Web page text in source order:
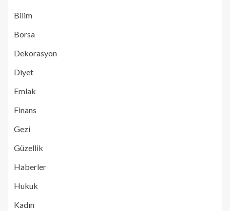
Bilim
Borsa
Dekorasyon
Diyet
Emlak
Finans
Gezi
Güzellik
Haberler
Hukuk
Kadın